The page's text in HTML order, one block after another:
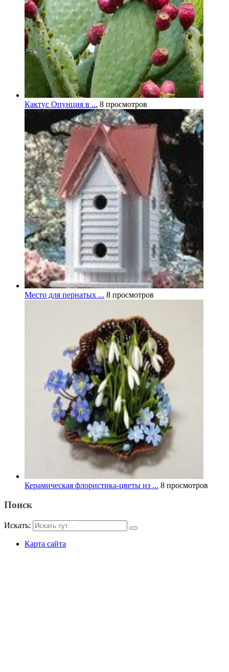
Кактус Опунция в ... 8 просмотров
Место для пернатых ... 8 просмотров
Керамическая флористика-цветы из ... 8 просмотров
Поиск
Искать:
Карта сайта